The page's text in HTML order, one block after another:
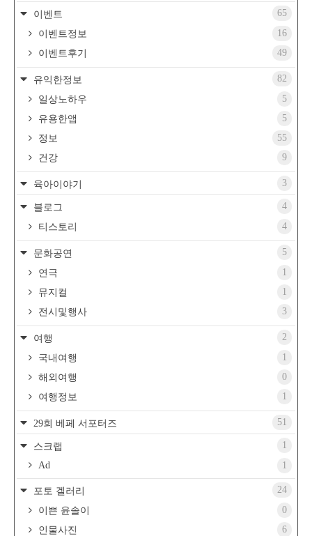
이벤트
65
이벤트정보
16
이벤트후기
49
유익한정보
82
일상노하우
5
유용한앱
5
정보
55
건강
9
육아이야기 3
블로그
4
티스토리
4
문화공연
5
연극
1
뮤지컬
1
전시및행사
3
여행
2
국내여행
1
해외여행
0
여행정보
1
29회 베페 서포터즈 51
스크랩
1
Ad
1
포토 겔러리
24
이쁜 윤솔이
0
인물사진
6